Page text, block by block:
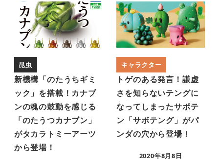
昆虫
新機構「のたうちギミ
ック」を搭載！カナブ
ンの魂の鼓動を感じる
「のたうつカナブン」
がタカラトミーアーツ
から登場！
キャラクター
トゲのある発言！謙虚
さを知らないテングに
なってしまったサボテ
ン「サボテング」がパ
ンダの穴から登場！
2020年8月8日